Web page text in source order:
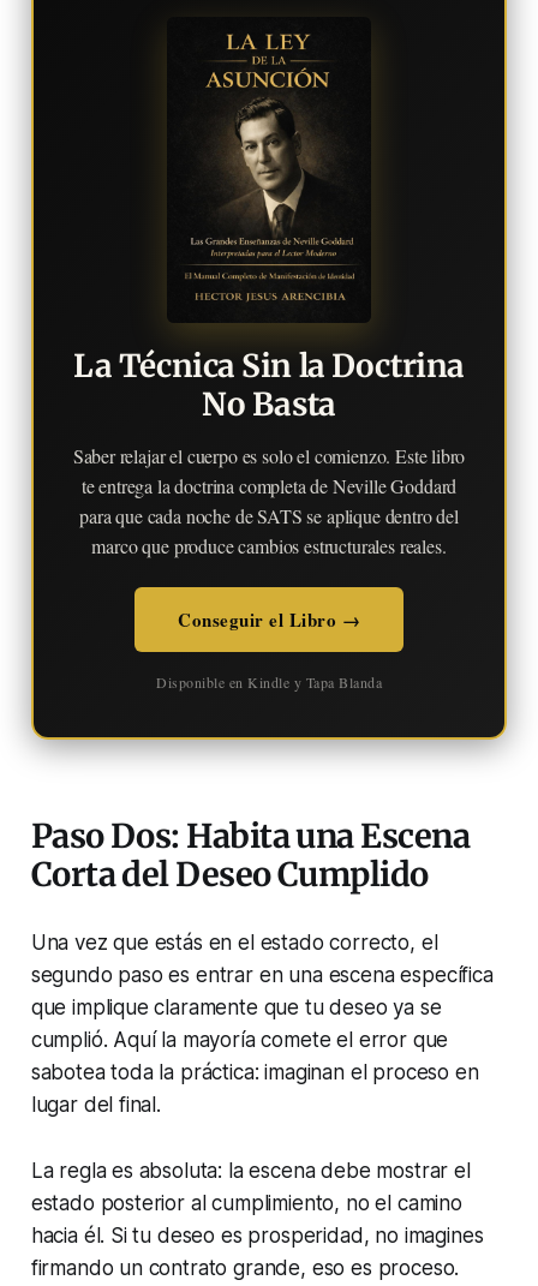
La Técnica Sin la Doctrina
No Basta
Saber relajar el cuerpo es solo el comienzo. Este libro
te entrega la doctrina completa de Neville Goddard
para que cada noche de SATS se aplique dentro del
marco que produce cambios estructurales reales.
Conseguir el Libro →
Disponible en Kindle y Tapa Blanda
Paso Dos: Habita una Escena
Corta del Deseo Cumplido
Una vez que estás en el estado correcto, el
segundo paso es entrar en una escena específica
que implique claramente que tu deseo ya se
cumplió. Aquí la mayoría comete el error que
sabotea toda la práctica: imaginan el proceso en
lugar del final.
La regla es absoluta: la escena debe mostrar el
estado posterior al cumplimiento, no el camino
hacia él. Si tu deseo es prosperidad, no imagines
firmando un contrato grande, eso es proceso.